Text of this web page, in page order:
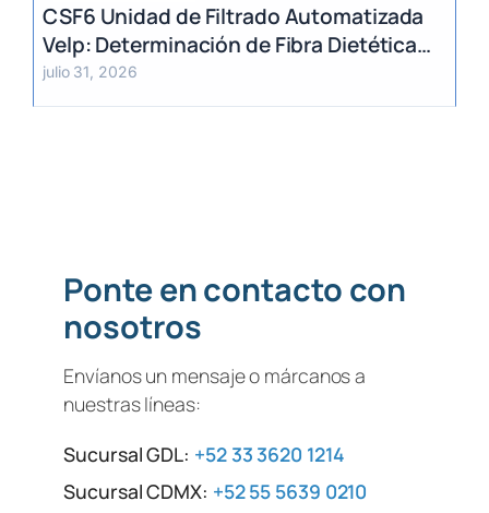
CSF6 Unidad de Filtrado Automatizada
Velp: Determinación de Fibra Dietética
(AOAC)
julio 31, 2026
Ponte en contacto con
nosotros
Envíanos un mensaje o márcanos a
nuestras líneas:
Sucursal GDL: +52 33 3620 1214
Sucursal CDMX: +52 55 5639 0210